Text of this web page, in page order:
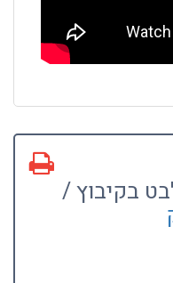
בקיבוץ /